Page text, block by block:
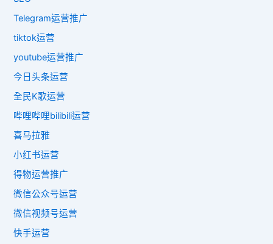
Telegram运营推广
tiktok运营
youtube运营推广
今日头条运营
全民K歌运营
哔哩哔哩bilibili运营
喜马拉雅
小红书运营
得物运营推广
微信公众号运营
微信视频号运营
快手运营